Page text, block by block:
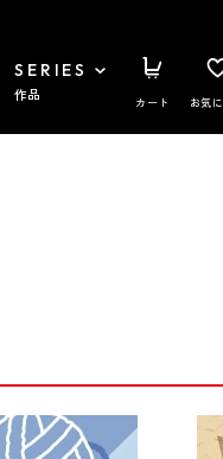
SERIES
作品 カート お気